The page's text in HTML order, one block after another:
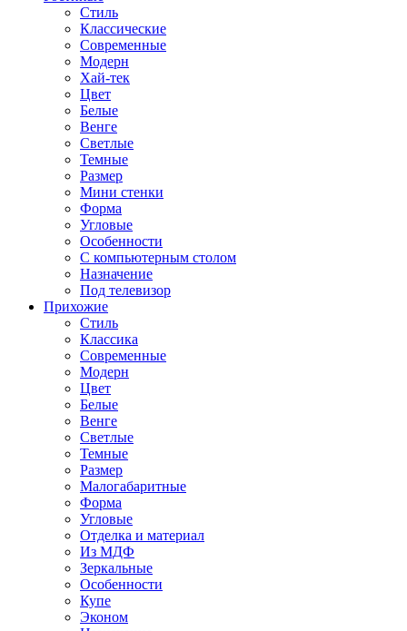
Стиль
Классические
Современные
Модерн
Хай-тек
Цвет
Белые
Венге
Светлые
Темные
Размер
Мини стенки
Форма
Угловые
Особенности
С компьютерным столом
Назначение
Под телевизор
Прихожие
Стиль
Классика
Современные
Модерн
Цвет
Белые
Венге
Светлые
Темные
Размер
Малогабаритные
Форма
Угловые
Отделка и материал
Из МДФ
Зеркальные
Особенности
Купе
Эконом